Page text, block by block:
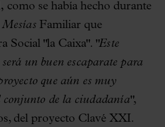
como se había hecho durante
Familiar que
Social "la Caixa". "Este
un buen escaparate para
que aún es muy
conjunto de la ciudadanía",
del proyecto Clavé XXI.